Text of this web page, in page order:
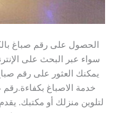
الحصول على رقم صباغ
سواء عبر البحث على
يمكنك العثور على رقم
خدمة الاصباغ
لتلوين منزلك أو مكتبك.